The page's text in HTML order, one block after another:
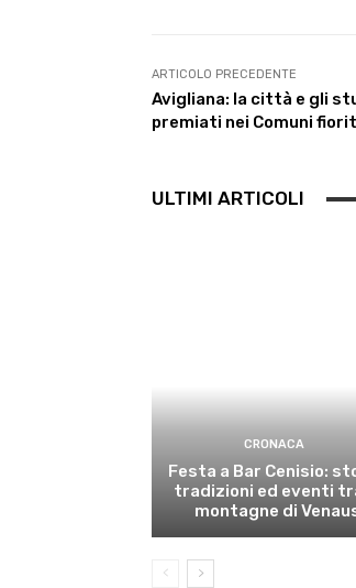
k
p
m
ARTICOLO PRECEDENTE
Avigliana: la città e gli
premiati nei Comuni
ULTIMI ARTICOLI
CRONACA
Festa a Bar Cenisio:
tradizioni ed eventi
montagne di